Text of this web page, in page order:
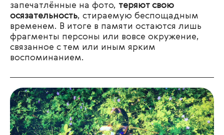
запечатлённые на фото, теряют свою
осязательность, стираемую беспощадным
временем. В итоге в памяти остаются лишь
фрагменты персоны или вовсе окружение,
связанное с тем или иным ярким
воспоминанием.